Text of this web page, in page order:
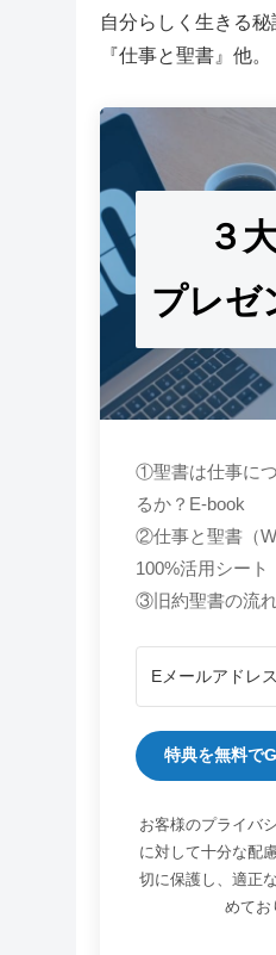
自分らしく生きる
『仕事と聖書』他。
３
プレゼ
①聖書は仕事に
るか？E-book
②仕事と聖書（
100%活用シート
③旧約聖書の流
特典を無料で
お客様のプライバ
に対して十分な配
切に保護し、適正
めてお